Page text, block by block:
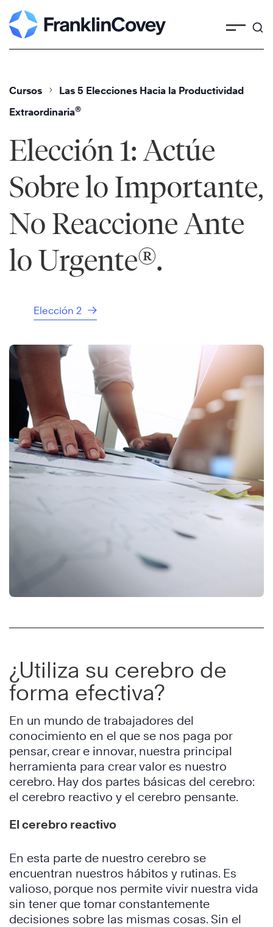
Skip
to
content
Cursos
Las 5 Elecciones Hacia la Productividad
Extraordinaria®
Elección 1: Actúe
Sobre lo Importante,
No Reaccione Ante
lo Urgente®.
Elección 2
¿Utiliza su cerebro de
forma efectiva?
En un mundo de trabajadores del
conocimiento en el que se nos paga por
pensar, crear e innovar, nuestra principal
herramienta para crear valor es nuestro
cerebro. Hay dos partes básicas del cerebro:
el cerebro reactivo y el cerebro pensante.
El cerebro reactivo
En esta parte de nuestro cerebro se
encuentran nuestros hábitos y rutinas. Es
valioso, porque nos permite vivir nuestra vida
sin tener que tomar constantemente
decisiones sobre las mismas cosas. Sin el